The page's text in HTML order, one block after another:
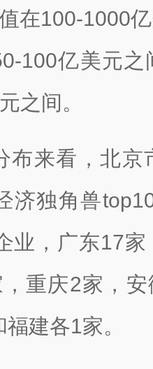
在100-1000
100亿美元
之间。
布来看，北
济独角兽
业，广东17
重庆2家，
建各1家。